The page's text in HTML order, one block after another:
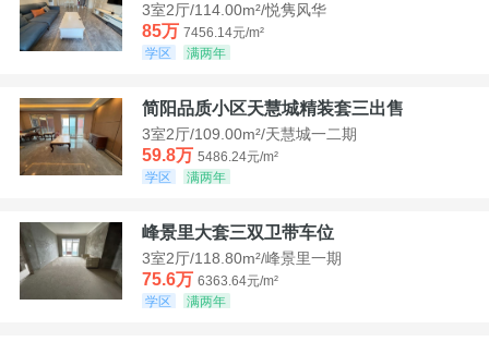
3室2厅/114.00m²/悦隽风华
85万 7456.14元/m²
学区
满两年
简阳品质小区天慧城精装套三出售
3室2厅/109.00m²/天慧城一二期
59.8万 5486.24元/m²
学区
满两年
峰景里大套三双卫带车位
3室2厅/118.80m²/峰景里一期
75.6万 6363.64元/m²
学区
满两年